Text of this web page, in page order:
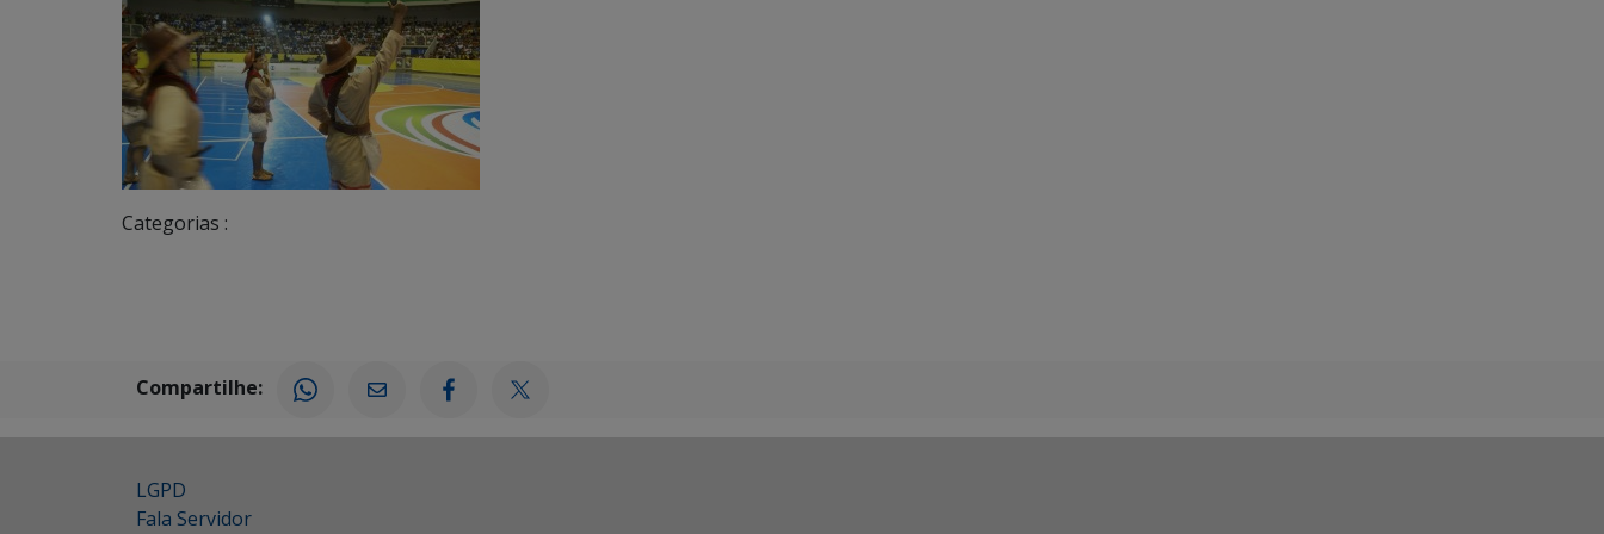
Categorias :
Compartilhe:
LGPD
Fala Servidor